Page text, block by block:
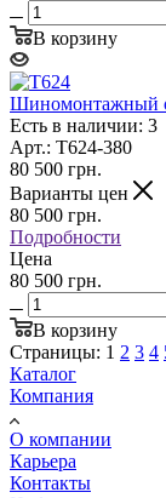
В корзину
Шиномонтажный
Есть в наличии: 3
Арт.: Т624-380
80 500 грн.
Варианты цен
80 500 грн.
Подробности
Цена
80 500 грн.
В корзину
Страницы: 1 2 3 4
Каталог
Компания
О компании
Карьера
Контакты